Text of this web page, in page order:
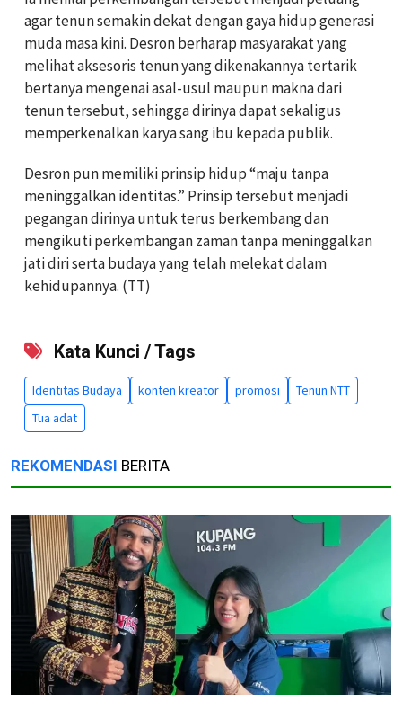
agar tenun semakin dekat dengan gaya hidup generasi
muda masa kini. Desron berharap masyarakat yang
melihat aksesoris tenun yang dikenakannya tertarik
bertanya mengenai asal-usul maupun makna dari
tenun tersebut, sehingga dirinya dapat sekaligus
memperkenalkan karya sang ibu kepada publik.
Desron pun memiliki prinsip hidup “maju tanpa
meninggalkan identitas.” Prinsip tersebut menjadi
pegangan dirinya untuk terus berkembang dan
mengikuti perkembangan zaman tanpa meninggalkan
jati diri serta budaya yang telah melekat dalam
kehidupannya. (TT)
Kata Kunci / Tags
Identitas Budaya konten kreator promosi
Tenun NTT
Tua adat
REKOMENDASI BERITA